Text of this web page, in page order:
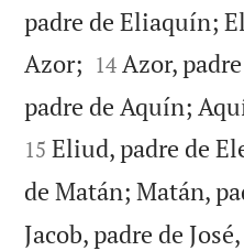
padre de Eliaquín;
Azor; 

14 Azor,
padre de Aquín;
15 Eliud, padre de
de Matán; Matán,
Jacob, padre de